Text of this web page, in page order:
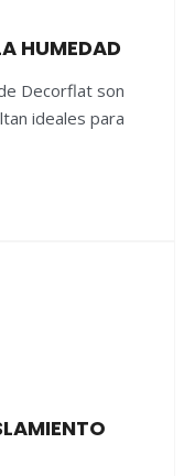
HUMEDAD
Decorflat son
ideales para